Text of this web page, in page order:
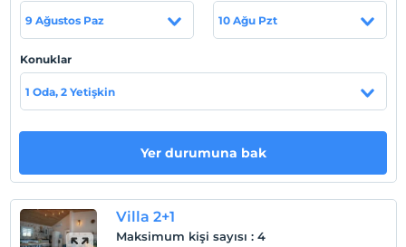
Kalkan'ın yüksek kesimlerinden Sarıbelen mevkisinde
bulunmaktadır.
Sahil
Plaja 14.5 km uzaklıktadır.
Haritada Göster
Otel koşulları
9 Ağustos Paz 10 Ağu Pzt
Konuklar
1 Oda, 2 Yetişkin
Yer durumuna bak
Villa 2+1
Maksimum kişi sayısı : 4